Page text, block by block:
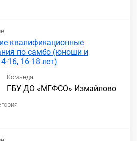
квалификационные
по самбо (юноши и
16, 16-18 лет)
Команда
ГБУ ДО «МГФСО» Измайлово